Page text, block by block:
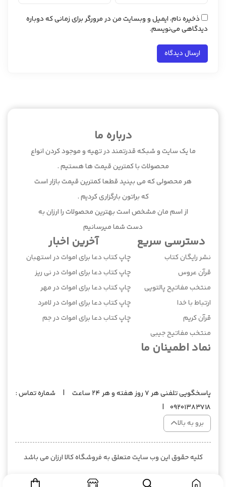
ذخیره نام، ایمیل و وبسایت من در مرورگر برای زمانی که دوباره
دیدگاهی می‌نویسم.
درباره ما
ما یک سایت و شبکه قدرتمند در تهیه و موجود کردن انواع
محصولات با کمترین قیمت ها هستیم .
هر محصولی که می بینید قطعا کمترین قیمت بازار است
که براتون بارگزاری کردیم .
از اسم مان مشخص است بهترین محصولات را ارزان به
دست شما میرسانیم
دسترسی سریع
نشر رایگان کتاب
قرآن عروس
منتخب مفاتیح پالتویی
ارتباط با خدا
قرآن کریم
منتخب مفاتیح جیبی
آخرین اخبار
چاپ کتاب دعا برای اموات در استهبان
چاپ کتاب دعا برای اموات در نی ریز
چاپ کتاب دعا برای اموات در مهر
چاپ کتاب دعا برای اموات در لامرد
چاپ کتاب دعا برای اموات در جم
نماد اطمینان ما
پاسخگویی تلفنی هر 7 روز هفته و هر 24 ساعت | شماره تماس :
09201383718 |
برو به بالا
کلیه حقوق این وب سایت متعلق به فروشگاه کالا ارزان می باشد